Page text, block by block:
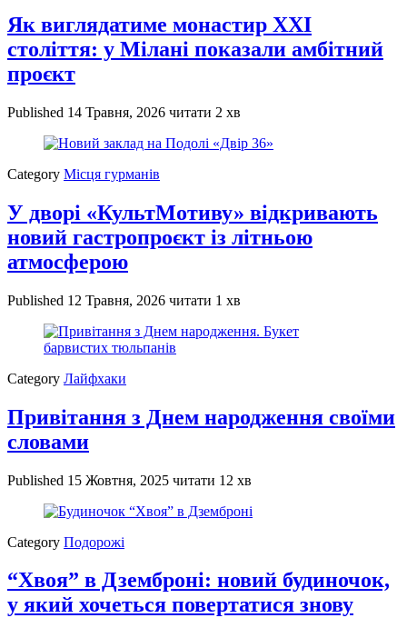
Як виглядатиме монастир XXI
століття: у Мілані показали амбітний
проєкт
Published 14 Травня, 2026 читати 2 хв
Category Місця гурманів
У дворі «КультМотиву» відкривають
новий гастропроєкт із літньою
атмосферою
Published 12 Травня, 2026 читати 1 хв
Category Лайфхаки
Привітання з Днем народження своїми
словами
Published 15 Жовтня, 2025 читати 12 хв
Category Подорожі
“Хвоя” в Дземброні: новий будиночок,
у який хочеться повертатися знову